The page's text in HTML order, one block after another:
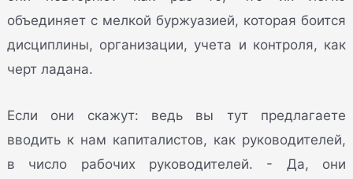
объединяет с мелкой буржуазией, которая боится
дисциплины, организации, учета и контроля, как
черт ладана.
Если они скажут: ведь вы тут предлагаете
вводить к нам капиталистов, как руководителей,
в число рабочих руководителей. - Да, они